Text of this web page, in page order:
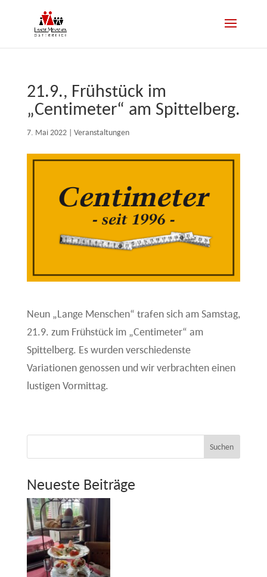
21.9., Frühstück im
„Centimeter“ am Spittelberg.
7. Mai 2022| Veranstaltungen
Neun „Lange Menschen“ trafen sich am Samstag,
21.9. zum Frühstück im „Centimeter“ am
Spittelberg. Es wurden verschiedenste
Variationen genossen und wir verbrachten einen
lustigen Vormittag.
Suchen
Neueste Beiträge